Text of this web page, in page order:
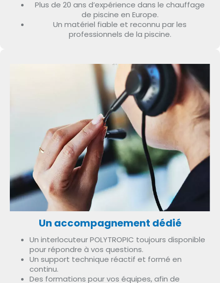
Plus de 20 ans d’expérience dans le chauffage
de piscine en Europe.
Un matériel fiable et reconnu par les
professionnels de la piscine.
Un accompagnement dédié
Un interlocuteur POLYTROPIC toujours disponible
pour répondre à vos questions.
Un support technique réactif et formé en
continu.
Des formations pour vos équipes, afin de